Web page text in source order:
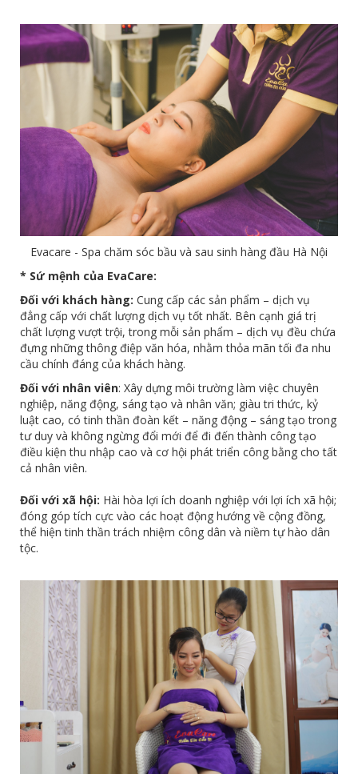
Evacare - Spa chăm sóc bầu và sau sinh hàng đầu Hà Nội
* Sứ mệnh của EvaCare:
Đối với khách hàng: Cung cấp các sản phẩm – dịch vụ
đẳng cấp với chất lượng dịch vụ tốt nhất. Bên cạnh giá trị
chất lượng vượt trội, trong mỗi sản phẩm – dịch vụ đều chứa
đựng những thông điệp văn hóa, nhằm thỏa mãn tối đa nhu
cầu chính đáng của khách hàng.
Đối với nhân viên: Xây dựng môi trường làm việc chuyên
nghiệp, năng động, sáng tạo và nhân văn; giàu tri thức, kỷ
luật cao, có tinh thần đoàn kết – năng động – sáng tạo trong
tư duy và không ngừng đổi mới để đi đến thành công tạo
điều kiện thu nhập cao và cơ hội phát triển công bằng cho tất
cả nhân viên.
Đối với xã hội: Hài hòa lợi ích doanh nghiệp với lợi ích xã hội;
đóng góp tích cực vào các hoạt động hướng về cộng đồng,
thể hiện tinh thần trách nhiệm công dân và niềm tự hào dân
tộc.